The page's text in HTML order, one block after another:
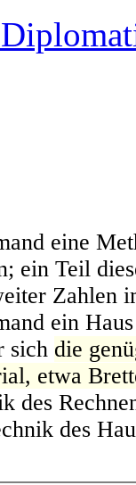
eine
ein Teil
Zahlen
ein
sich die
etwa
des
des